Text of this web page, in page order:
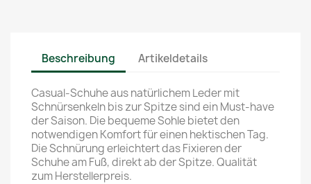
Beschreibung Artikeldetails
Casual-Schuhe aus natürlichem Leder mit
Schnürsenkeln bis zur Spitze sind ein Must-have
der Saison. Die bequeme Sohle bietet den
notwendigen Komfort für einen hektischen Tag.
Die Schnürung erleichtert das Fixieren der
Schuhe am Fuß, direkt ab der Spitze. Qualität
zum Herstellerpreis.